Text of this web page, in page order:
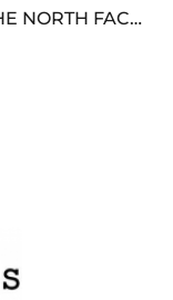
ノースフェイス 偽物 ダウン人気【THE NORTH FACE】M'S 7 SUMMIT HIM...